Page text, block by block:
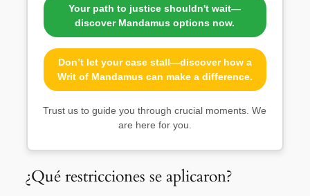
Your path to justice shouldn't wait—
discover Mandamus options now.
Don’t let your case stall—discover how a
Writ of Mandamus can make a difference.
Trust us to guide you through crucial moments. We
are here for you.
¿Qué restricciones se aplicaron?